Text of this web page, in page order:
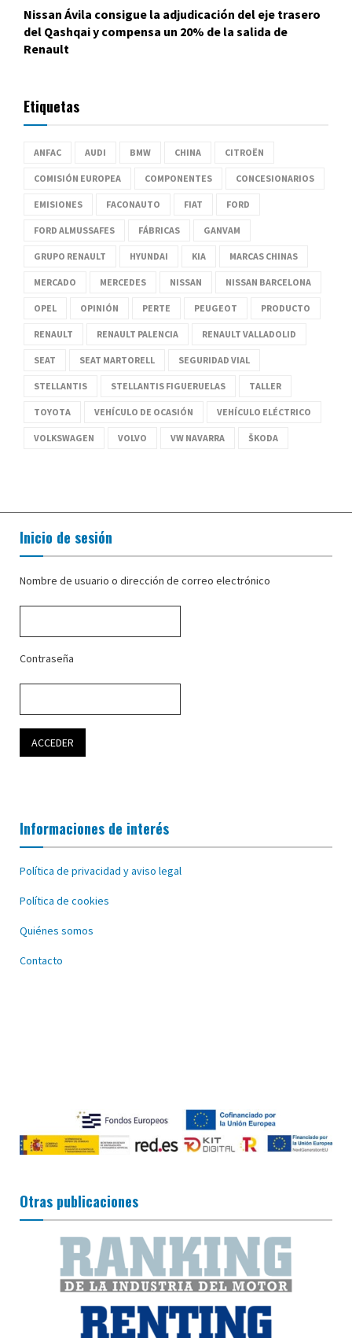
Nissan Ávila consigue la adjudicación del eje trasero
del Qashqai y compensa un 20% de la salida de
Renault
Etiquetas
ANFAC AUDI BMW CHINA CITROËN
COMISIÓN EUROPEA COMPONENTES CONCESIONARIOS
EMISIONES FACONAUTO FIAT FORD
FORD ALMUSSAFES FÁBRICAS GANVAM
GRUPO RENAULT HYUNDAI KIA MARCAS CHINAS
MERCADO MERCEDES NISSAN NISSAN BARCELONA
OPEL OPINIÓN PERTE PEUGEOT PRODUCTO
RENAULT RENAULT PALENCIA RENAULT VALLADOLID
SEAT SEAT MARTORELL SEGURIDAD VIAL
STELLANTIS STELLANTIS FIGUERUELAS TALLER
TOYOTA VEHÍCULO DE OCASIÓN VEHÍCULO ELÉCTRICO
VOLKSWAGEN VOLVO VW NAVARRA ŠKODA
Inicio de sesión
Nombre de usuario o dirección de correo electrónico
Contraseña
Informaciones de interés
Política de privacidad y aviso legal
Política de cookies
Quiénes somos
Contacto
Otras publicaciones